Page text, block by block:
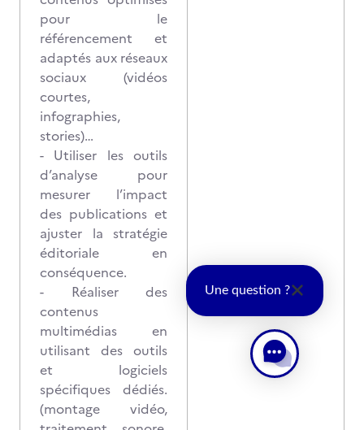
pour le
référencement et
adaptés aux réseaux
sociaux (vidéos
courtes,
infographies,
stories)…
- Utiliser les outils
d’analyse pour
mesurer l’impact
des publications et
ajuster la stratégie
éditoriale en
conséquence.
- Réaliser des
contenus
multimédias en
utilisant des outils
et logiciels
spécifiques dédiés.
(montage vidéo,
Une question ?